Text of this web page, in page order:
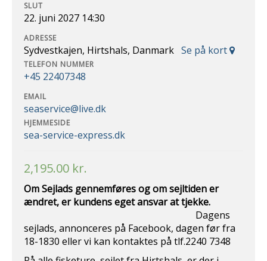
SLUT
22. juni 2027 14:30
ADRESSE
Sydvestkajen, Hirtshals, Danmark Se på kort
TELEFON NUMMER
+45 22407348
EMAIL
seaservice@live.dk
HJEMMESIDE
sea-service-express.dk
2,195.00 kr.
Om Sejlads gennemføres og om sejltiden er
ændret, er kundens eget ansvar attjekke.
Dagens
sejlads, annonceres på Facebook, dagen før fra
18-1830 eller vi kan kontaktes på tlf.2240 7348